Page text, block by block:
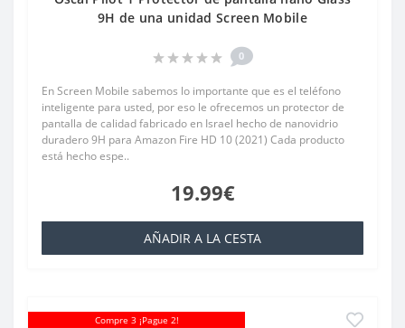
9H de una unidad Screen Mobile
0
En Screen Mobile sabemos lo importante que es el teléfono
inteligente para usted, por eso le ofrecemos un protector de
pantalla de calidad fabricado en Israel hecho de nanovidrio
duradero 9H para Amazon Fire HD 10 (2021) Cada producto
está hecho espe..
19.99€
AÑADIR A LA CESTA
Compre 3 ¡Pague 2!